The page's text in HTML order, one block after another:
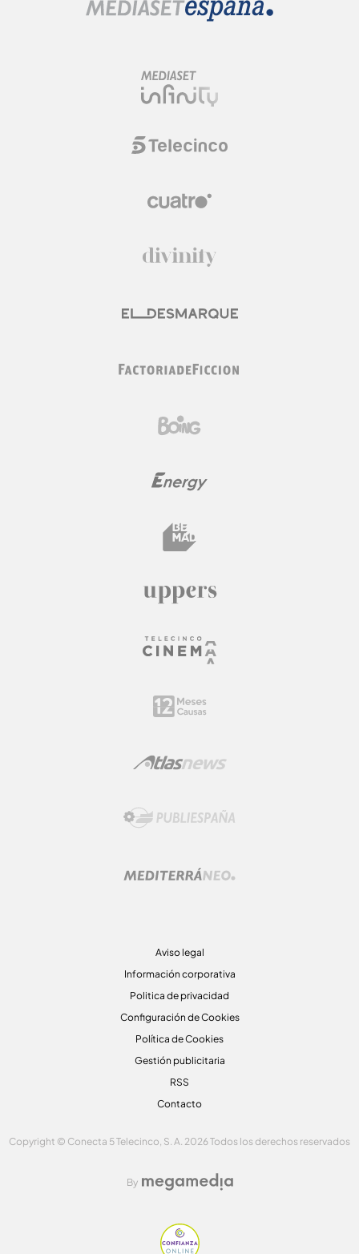
Aviso legal
Información corporativa
Politica de privacidad
Configuración de Cookies
Política de Cookies
Gestión publicitaria
RSS
Contacto
Copyright © Conecta 5 Telecinco, S. A. 2026 Todos los derechos reservados
By